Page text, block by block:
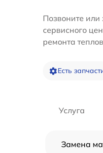
Позвоните
сервисного
ремонта
Есть
Услуга
Замена